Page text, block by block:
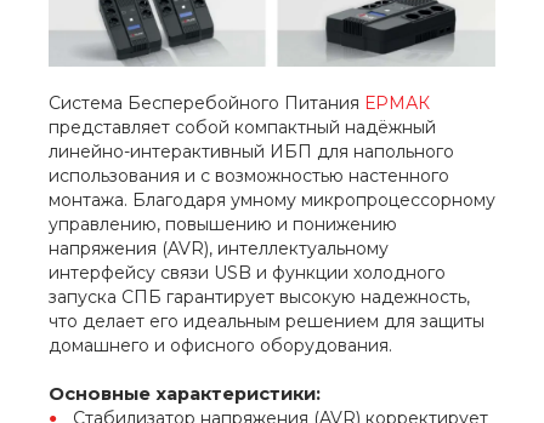
Система Бесперебойного Питания ЕРМАК
представляет собой компактный надёжный
линейно-интерактивный ИБП для напольного
использования и с возможностью настенного
монтажа. Благодаря умному микропроцессорному
управлению, повышению и понижению
напряжения (AVR), интеллектуальному
интерфейсу связи USB и функции холодного
запуска СПБ гарантирует высокую надежность,
что делает его идеальным решением для защиты
домашнего и офисного оборудования.
Основные характеристики:
Стабилизатор напряжения (AVR) корректирует